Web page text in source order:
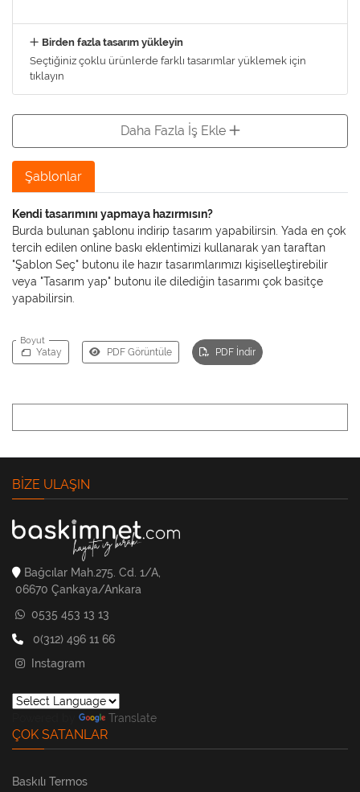
Şablonlar
Kendi tasarımını yapmaya hazırmısın?
Burda bulunan şablonu indirip tasarım yapabilirsin. Yada en çok
tercih edilen online baskı eklentimizi kullanarak yan taraftan
"Şablon Seç" butonu ile hazır tasarımlarımızı kişiselleştirebilir
veya "Tasarım yap" butonu ile dilediğin tasarımı çok basitçe
yapabilirsin.
Boyut
Yatay PDF Görüntüle PDF İndir
Birden fazla tasarım yükleyin
Seçtiğiniz çoklu ürünlerde farklı tasarımlar yüklemek için
tıklayın
Daha Fazla İş Ekle
BIZE ULAŞIN
Bağcılar Mah.275. Cd. 1/A,
06670 Çankaya/Ankara
0535 453 13 13
0(312) 496 11 66
Instagram
Translate
ÇOK SATANLAR
Baskılı Termos